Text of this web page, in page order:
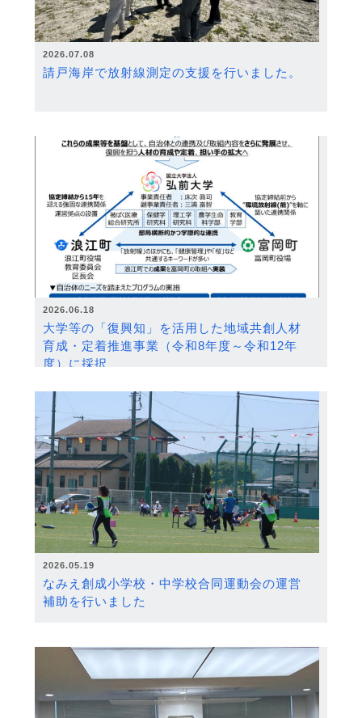
2026.07.08
請戸海岸で放射線測定の支援を行いました。
2026.06.18
大学等の「復興知」を活用した地域共創人材
育成・定着推進事業（令和8年度～令和12年
度）に採択
2026.05.19
なみえ創成小学校・中学校合同運動会の運営
補助を行いました